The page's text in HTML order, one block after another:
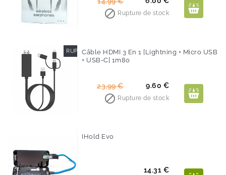
de Rupture de stock
RUPTURE DE STOCK
Câble HDMI 3 En 1 [Lightning + Micro USB
+ USB-C] 1m80
Prix
de
23,99 €Prix 9.60 €
 Rupture de stock
IHold Evo
Prix
14.31 €